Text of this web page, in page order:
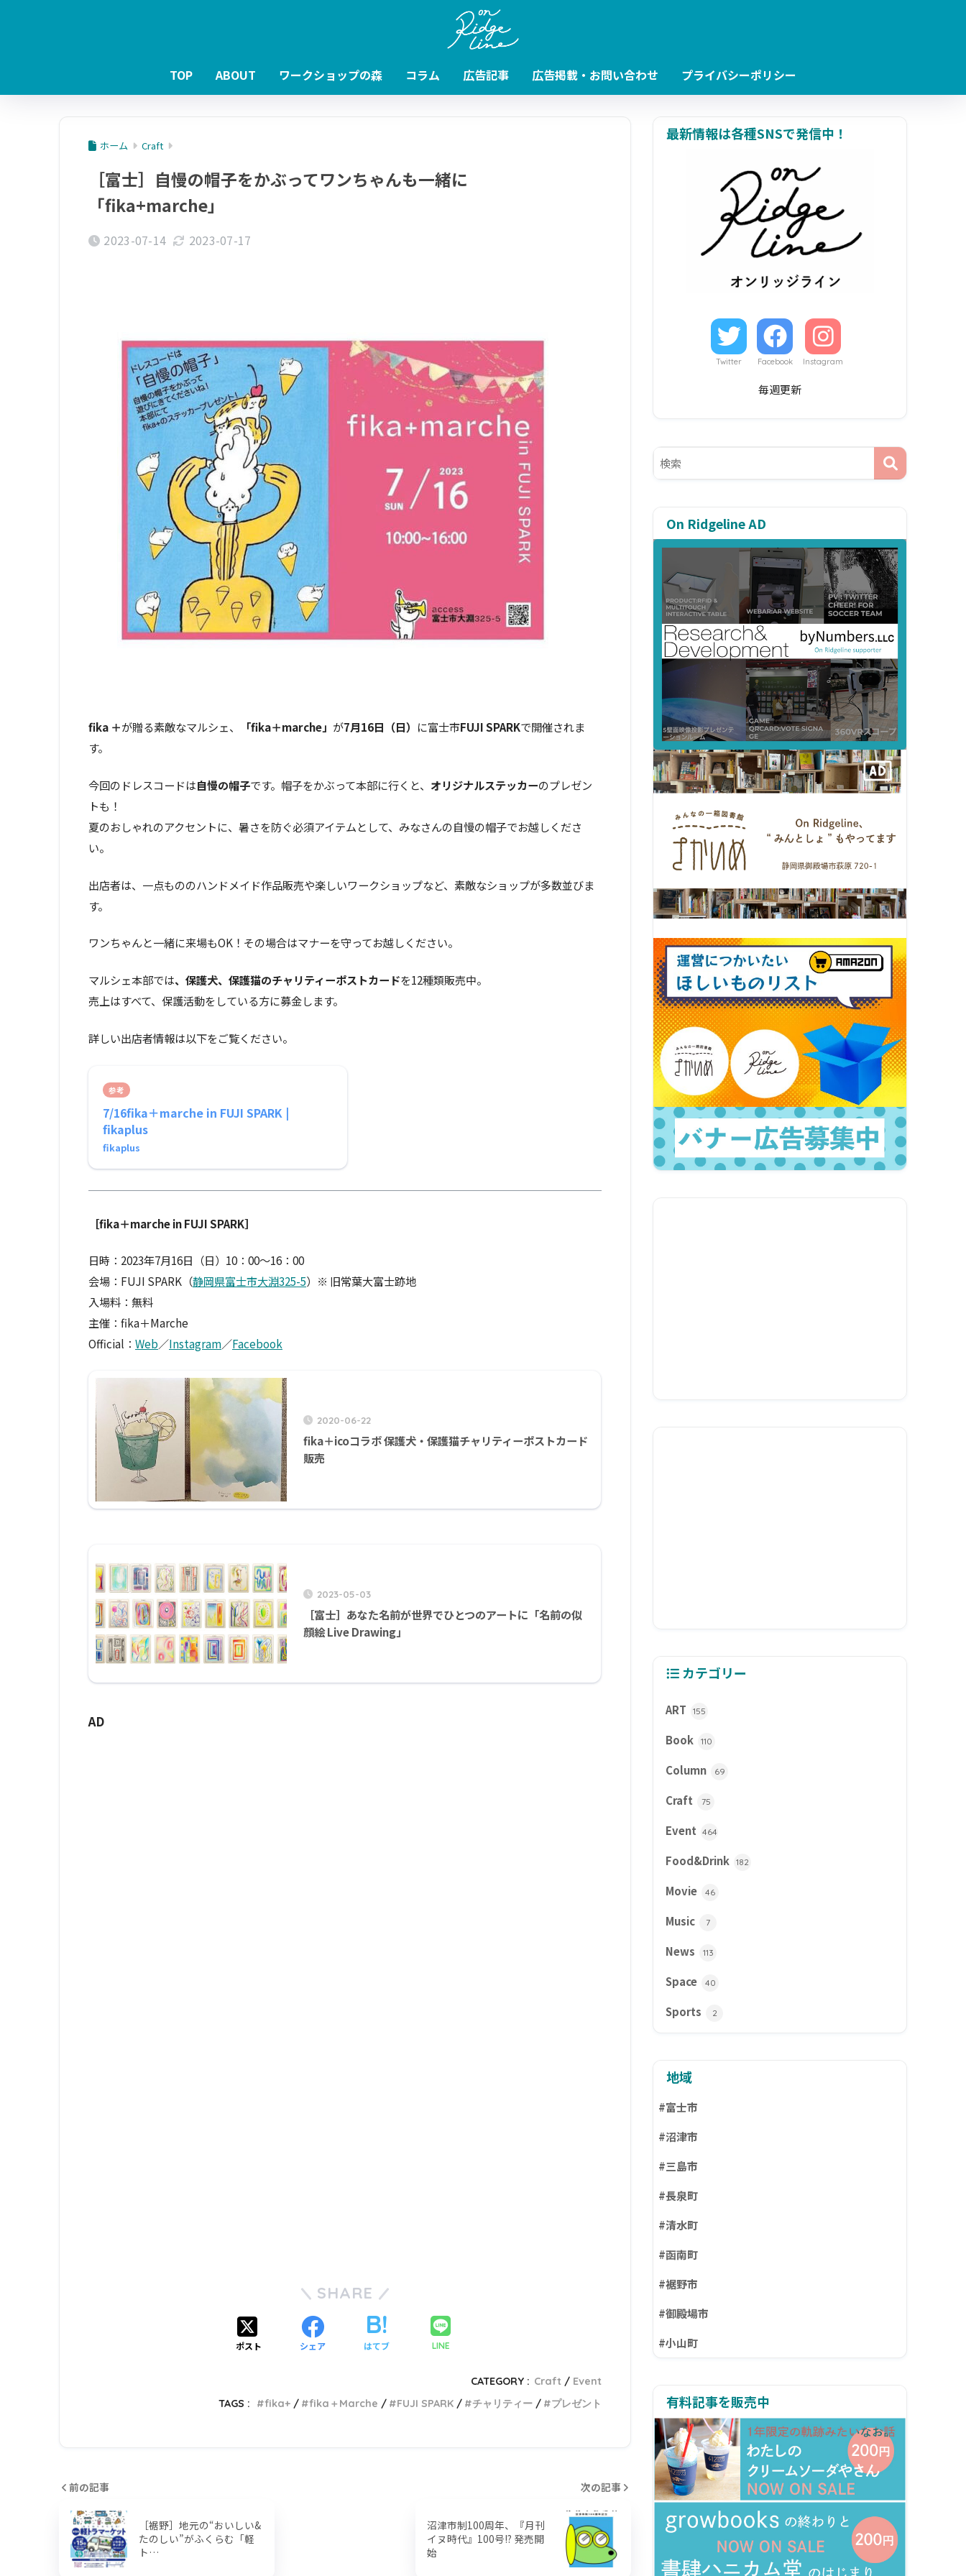
TOP ABOUT ワークショップの森 コラム 広告記事 広告掲載・お問い合わせ プライバシーポリシー
ホーム Craft
［富士］自慢の帽子をかぶってワンちゃんも一緒に
「fika+marche」
2023-07-14 2023-07-17
fika ＋が贈る素敵なマルシェ、 「fika＋marche」 が7月16日（日） に富士市FUJI SPARKで開催されま
す。
今回のドレスコードは自慢の帽子です。帽子をかぶって本部に行くと、 オリジナルステッカーのプレゼン
トも！
夏のおしゃれのアクセントに、暑さを防ぐ必須アイテムとして、みなさんの自慢の帽子でお越しくださ
い。
出店者は、一点もののハンドメイド作品販売や楽しいワークショップなど、素敵なショップが多数並びま
す。
ワンちゃんと一緒に来場もOK！その場合はマナーを守ってお越しください。
マルシェ本部では、保護犬、保護猫のチャリティーポストカードを12種類販売中。
売上はすべて、保護活動をしている方に募金します。
詳しい出店者情報は以下をご覧ください。
参考
7/16fika＋marche in FUJI SPARK |
fikaplus
fikaplus
［fika＋marche in FUJI SPARK］
日時：2023年7月16日（日）10：00〜16：00
会場：FUJI SPARK（静岡県富士市大淵325-5）※ 旧常葉大富士跡地
入場料：無料
主催：fika＋Marche
Official： Web／Instagram／Facebook
2020-06-22
fika＋icoコラボ 保護犬・保護猫チャリティーポストカード
販売
2023-05-03
［富士］あなた名前が世界でひとつのアートに「名前の似
顔絵 Live Drawing」
AD
SHARE
ポスト シェア はてブ LINE
CATEGORY : Craft
Event
TAGS :
fika+ fika＋Marche FUJI SPARK チャリティー プレゼント
前の記事
［裾野］地元の“おいしい&
たのしい”がふくらむ「軽
ト…
次の記事
沼津市制100周年、『月刊
イヌ時代』100号!? 発売開
始
最新情報は各種SNSで発信中！
Twitter Facebook Instagram
毎週更新
On Ridgeline AD
カテゴリー
ART 155
Book 110
Column 69
Craft 75
Event 464
Food&Drink 182
Movie 46
Music 7
News 113
Space 40
Sports 2
地域
#富士市
#沼津市
#三島市
#長泉町
#清水町
#函南町
#裾野市
#御殿場市
#小山町
有料記事を販売中